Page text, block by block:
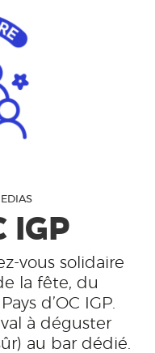
IGP
vous solidaire
la fête, du
d’OC IGP.
à déguster
au bar dédié.